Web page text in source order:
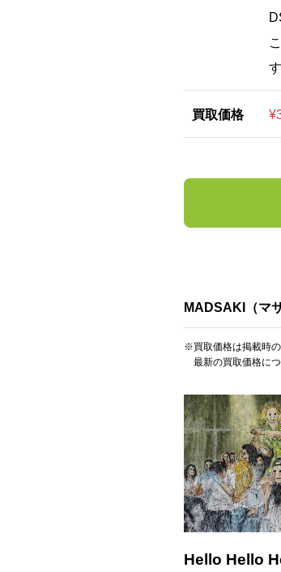
す
買取価格
MADSAKI（マ
※買取価格は掲載時の
最新の買取価格に
Hello Hello